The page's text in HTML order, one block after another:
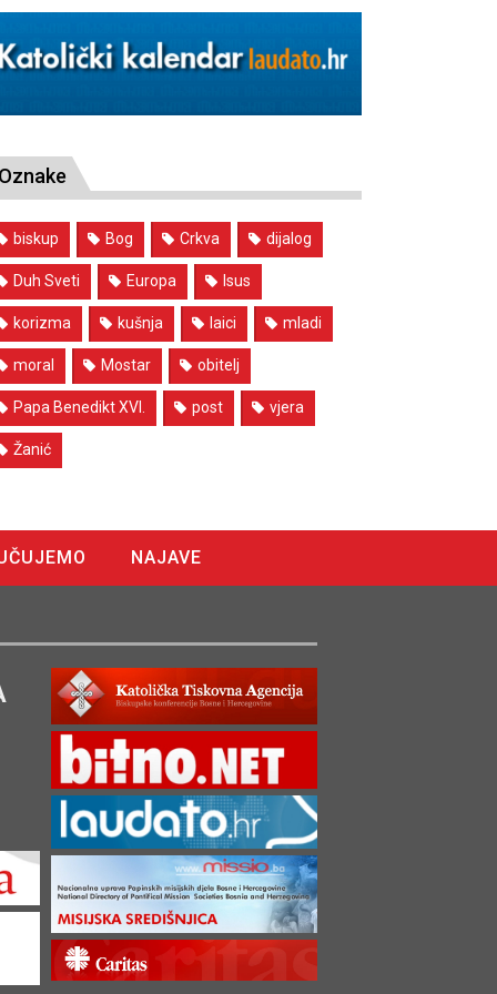
Oznake
biskup Bog Crkva dijalog
Duh Sveti Europa Isus
korizma kušnja laici mladi
moral Mostar obitelj
Papa Benedikt XVI. post vjera
Žanić
NAJAVE